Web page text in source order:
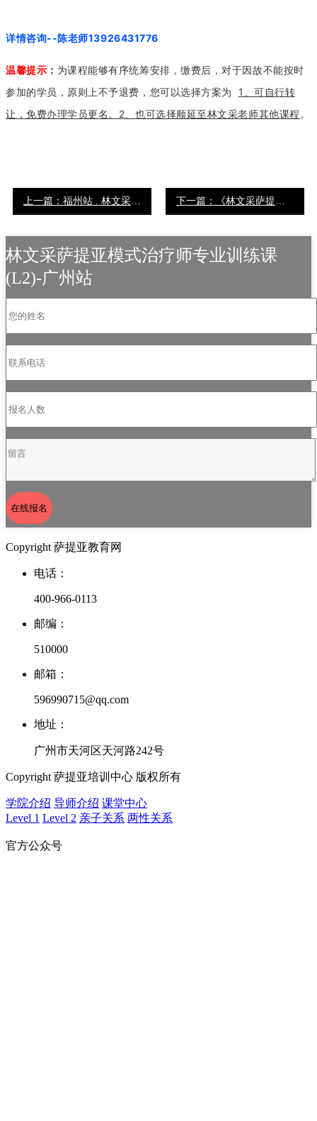
详情咨询--陈老师13926431776
温馨提示 ： 为课程能够有序统筹安排，缴费后，对于因故不能按时
参加的学员，原则上不予退费，您可以选择方案为 1、可自行转
让，免费办理学员更名。2、也可选择顺延至林文采老师其他课程 。
上一篇：福州站 . 林文采萨提亚模式专业证书高阶课程Level2 下一篇：《林文采萨提亚模式专业证书高阶课程》Level 2-北京站
林文采萨提亚模式治疗师专业训练课
(L2)-广州站
在线报名
Copyright 萨提亚教育网
电话：
400-966-0113
邮编：
510000
邮箱：
596990715@qq.com
地址：
广州市天河区天河路242号
Copyright 萨提亚培训中心 版权所有
学院介绍 导师介绍 课堂中心
Level 1 Level 2 亲子关系 两性关系
官方公众号